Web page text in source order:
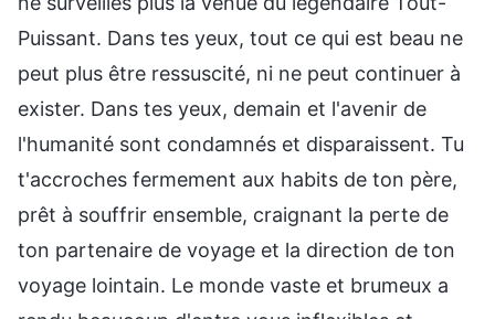
Puissant. Dans tes yeux, tout ce qui est beau ne
peut plus être ressuscité, ni ne peut continuer à
exister. Dans tes yeux, demain et l'avenir de
l'humanité sont condamnés et disparaissent. Tu
t'accroches fermement aux habits de ton père,
prêt à souffrir ensemble, craignant la perte de
ton partenaire de voyage et la direction de ton
voyage lointain. Le monde vaste et brumeux a